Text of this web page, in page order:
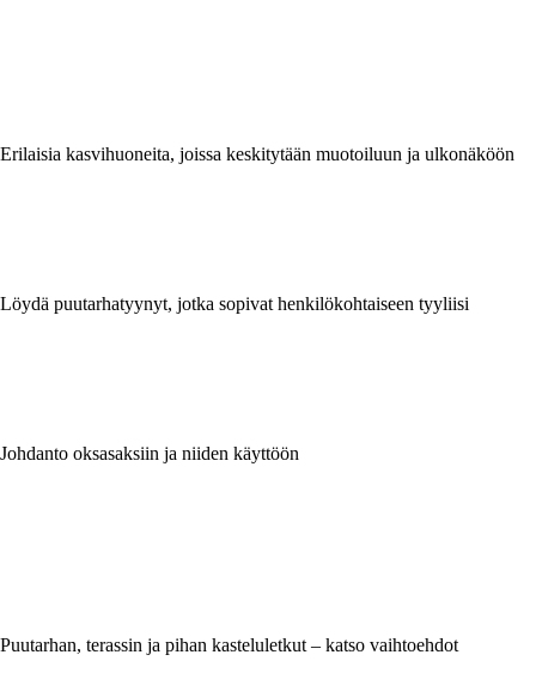
Erilaisia kasvihuoneita, joissa keskitytään muotoiluun ja ulkonäköön
Löydä puutarhatyynyt, jotka sopivat henkilökohtaiseen tyyliisi
Johdanto oksasaksiin ja niiden käyttöön
Puutarhan, terassin ja pihan kasteluletkut – katso vaihtoehdot